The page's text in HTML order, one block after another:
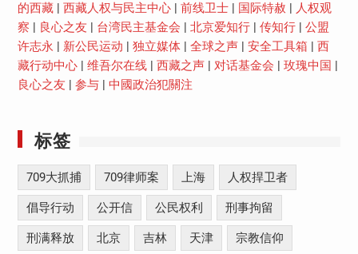
的西藏| 西藏人权与民主中心| 前线卫士| 国际特赦
人权观
察
良心之友 台湾民主基金会 北京爱知行| 传知行| 公盟
许志永
新公民运动 独立媒体| 全球之声| 安全工具箱
西
藏行动中心| 维吾尔在线| 西藏之声| 对话基金会 玫瑰中国
良心之友
参与| 中國政治犯關注
标签
709大抓捕 709律师案 上海 人权捍卫者
倡导行动 公开信 公民权利 刑事拘留
刑满释放 北京 吉林 天津 宗教信仰